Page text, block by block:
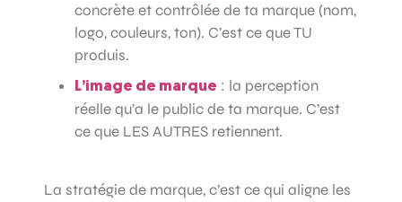
concrète et contrôlée de ta marque (nom,
logo, couleurs, ton). C’est ce que TU
produis.
L’image de marque : la perception
réelle qu’a le public de ta marque. C’est
ce que LES AUTRES retiennent.
La stratégie de marque, c’est ce qui aligne les